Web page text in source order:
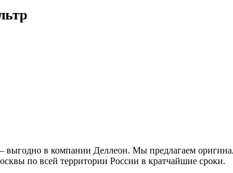
в компании Деллеон. Мы предлагаем
по всей территории России в кратчайшие сроки.